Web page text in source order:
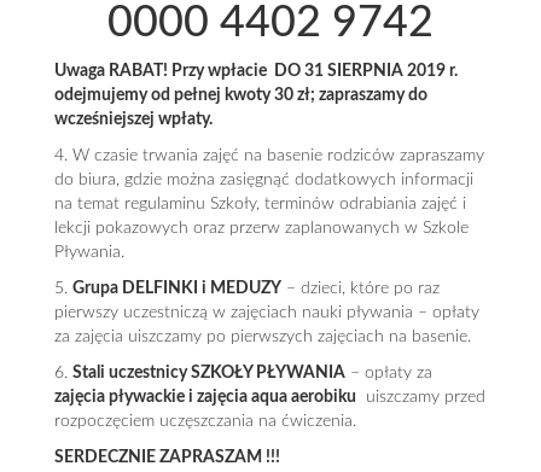
0000 4402 9742
Uwaga RABAT! Przy wpłacie DO 31 SIERPNIA 2019 r.
odejmujemy od pełnej kwoty 30 zł; zapraszamy do
wcześniejszej wpłaty.
4. W czasie trwania zajęć na basenie rodziców zapraszamy
do biura, gdzie można zasięgnąć dodatkowych informacji
na temat regulaminu Szkoły, terminów odrabiania zajęć i
lekcji pokazowych oraz przerw zaplanowanych w Szkole
Pływania.
5. Grupa DELFINKI i MEDUZY – dzieci, które po raz
pierwszy uczestniczą w zajęciach nauki pływania – opłaty
za zajęcia uiszczamy po pierwszych zajęciach na basenie.
6. Stali uczestnicy SZKOŁY PŁYWANIA – opłaty za
zajęcia pływackie i zajęcia aqua aerobiku uiszczamy przed
rozpoczęciem uczęszczania na ćwiczenia.
SERDECZNIE ZAPRASZAM !!!